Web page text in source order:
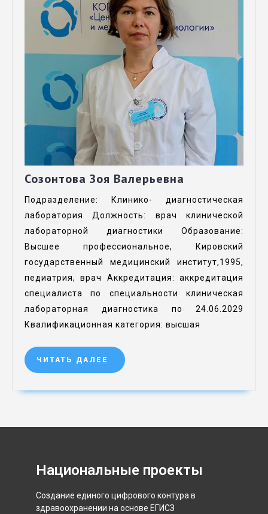
Созонтова Зоя Валерьевна
Подразделение: Клинико- диагностическая
лаборатория Должность: врач клинической
лабораторной диагностики Образование:
Высшее профессиональное, Кировский
государственный медицинский институт,1995,
педиатрия, врач Аккредитация: аккредитация
специалиста по специальности клиническая
лабораторная диагностика по 24.06.2029
Квалификационная категория: высшая
ЧИТАТЬ ДАЛЕЕ
Национальные проекты
Создание единого цифрового контура в
здравоохранении на основе ЕГИСЗ